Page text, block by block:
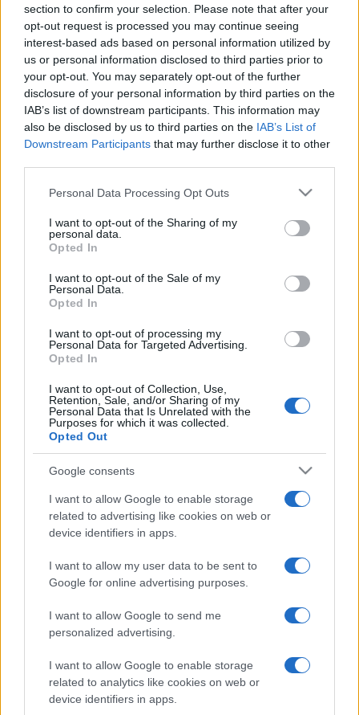
section to confirm your selection. Please note that after your
opt-out request is processed you may continue seeing
interest-based ads based on personal information utilized by
us or personal information disclosed to third parties prior to
your opt-out. You may separately opt-out of the further
disclosure of your personal information by third parties on the
IAB’s list of downstream participants. This information may
also be disclosed by us to third parties on the IAB’s List of
Downstream Participants that may further disclose it to other
Please note that this website/app uses one or more Google
not limited to your visit or usage behaviour. You may click to
grant or deny consent to Google and its third-party tags to
use your data for below specified purposes in below Google
consent section.
Personal Data Processing Opt Outs
I want to opt-out of the Sharing of my
personal data.
Opted In
I want to opt-out of the Sale of my
Personal Data.
Opted In
I want to opt-out of processing my
Personal Data for Targeted Advertising.
Opted In
I want to opt-out of Collection, Use,
Retention, Sale, and/or Sharing of my
Personal Data that Is Unrelated with the
Purposes for which it was collected.
Opted Out
Google consents
I want to allow Google to enable storage
related to advertising like cookies on web or
device identifiers in apps.
I want to allow my user data to be sent to
Google for online advertising purposes.
I want to allow Google to send me
personalized advertising.
I want to allow Google to enable storage
related to analytics like cookies on web or
device identifiers in apps.
A magyar nyelv hete rendezvénysorozat
nyitóünnepsége a felvidéki Somorján
lesz a Csemadok közreműködésével
április 19-én.
A megnyitón köszöntőt mond Juhász Judit, az
Anyanyelvápolók Szövetsége elnöke és Bárdos Gyula, a
Magyarságkutató Intézet Magyar Nyelvtörténeti
Kutatóközpont igazgatója tartja.
A magyar nyelv hetén számos helyszínen lesznek
rendezvények. Csatlakozik a kezdeményezéshez az Eötvös
Loránd Tudományegyetem Egyetemi Anyanyelvi Napok
felsőoktatási nyelvi és szavalóversenyekkel,
ismeretterjesztő rendezvényekkel, a győri Kazinczy-
verseny, a Józsa Judit Galéria-beli Nyelvőrző Szalon,
beszélgetősorozat, amelynek vendége Petrás Mária lesz.
Az Anyanyelvápolók Szövetsége Facebook-oldalán
nagyjaink anyanyelvről vallott legszebb sorait mások mellett